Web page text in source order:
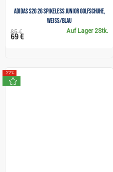
Adidas S2G 26 Spikeless Junior Golfschuhe,
weiss/blau
Auf Lager2Stk.
85 €
69 €
-22%